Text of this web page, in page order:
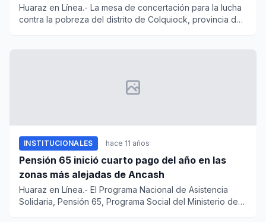
2018
Huaraz en Línea.- La mesa de concertación para la lucha
contra la pobreza del distrito de Colquiock, provincia de
INSTITUCIONALES hace 11 años
Pensión 65 inició cuarto pago del año en las
zonas más alejadas de Ancash
Huaraz en Línea.- El Programa Nacional de Asistencia
Solidaria, Pensión 65, Programa Social del Ministerio de